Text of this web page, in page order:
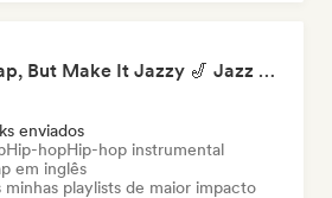
Boom Bap, But Make It Jazzy 🎷 Jazz Rap, Underground & Conscious Hip-Hop
enviados
Hip-hopHip-hop instrumental
em inglês
minhas playlists de maior impacto